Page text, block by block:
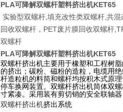
PLA可降解双螺杆塑料挤出机KET65
实验型双螺杆,填充改性类双螺杆,共
回收双螺杆，PET废片膜回收双螺杆
双螺杆
PLA可降解双螺杆塑料挤出机KET65
双螺杆挤出机主要用于橡塑和工程树
的挤出；碳粉、磁粉的造粒，电缆用
杆造粒机的料筒和螺杆均按积木式原
停车换网装置。双螺杆挤出机筒体双
寸紧凑。采用装有剪切销的安全联轴
双螺杆挤出机挤出系统